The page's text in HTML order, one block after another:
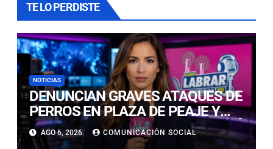
TE LO PERDISTE
NOTICIAS
DENUNCIAN GRAVES ATAQUES DE
PERROS EN PLAZA DE PEAJE Y
BARRIO RESIDENCIAL EN COPIAPÓ
AGO 6, 2026 COMUNICACIÓN SOCIAL